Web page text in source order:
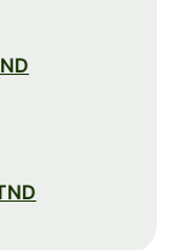
TND إلى JPY
TND إلى AUD